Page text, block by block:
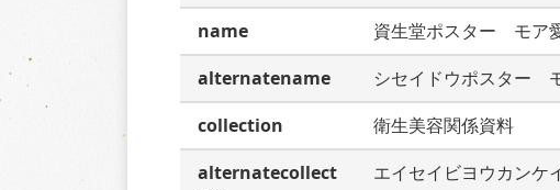
name
資生堂ポスター　モア
alternatename
シセイドウポスター　
collection
衛生美容関係資料
alternatecollect
エイセイビヨウカンケ